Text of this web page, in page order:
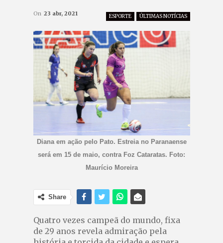
ESPORTE ÚLTIMAS NOTÍCIAS
On 23 abr, 2021
Diana em ação pelo Pato. Estreia no Paranaense
será em 15 de maio, contra Foz Cataratas. Foto:
Maurício Moreira
Share
Quatro vezes campeã do mundo, fixa
de 29 anos revela admiração pela